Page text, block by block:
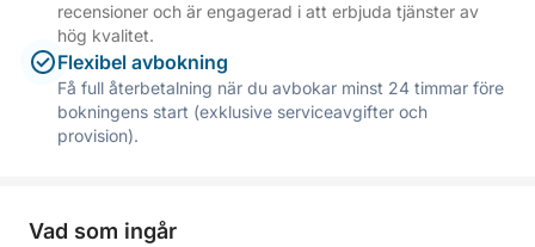
recensioner och är engagerad i att erbjuda tjänster av
hög kvalitet.
Flexibel avbokning
Få full återbetalning när du avbokar minst 24 timmar före
bokningens start (exklusive serviceavgifter och
provision).
Vad som ingår